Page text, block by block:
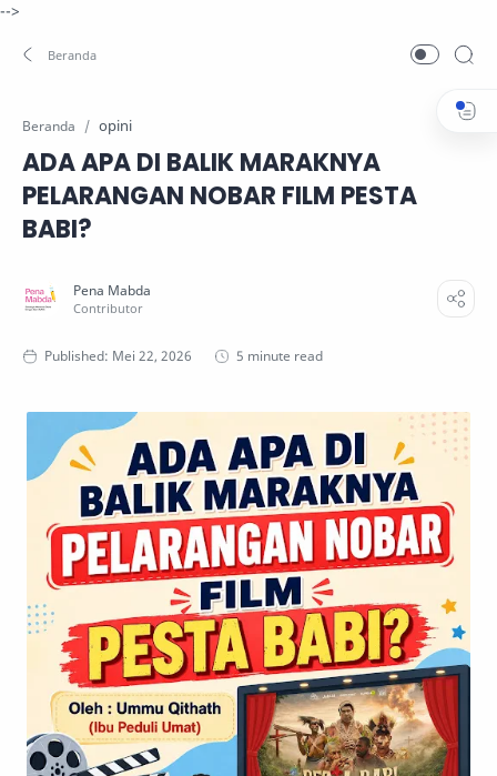
-->
Beranda opini
ADA APA DI BALIK MARAKNYA
PELARANGAN NOBAR FILM PESTA
BABI?
5 minute read